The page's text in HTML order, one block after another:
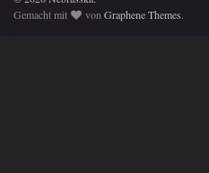
Gemacht mit
vonGraphene Themes.